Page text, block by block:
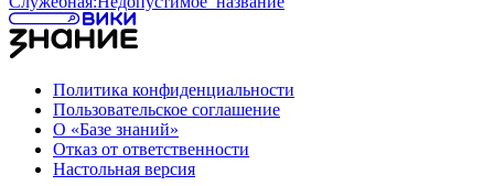
Политика конфиденциальности
Пользовательское соглашение
О «Базе знаний»
Отказ от ответственности
Настольная версия